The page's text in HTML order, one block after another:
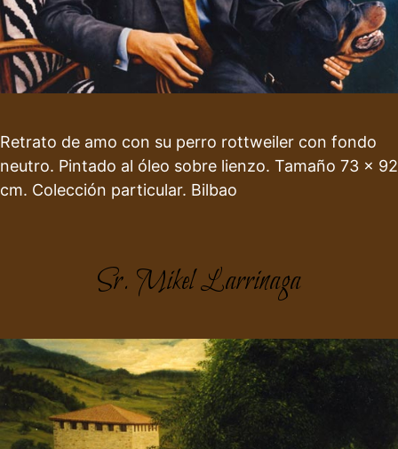
Retrato de amo con su perro rottweiler con fondo
neutro. Pintado al óleo sobre lienzo. Tamaño 73 x 92
cm. Colección particular. Bilbao
Sr. Mikel Larrinaga